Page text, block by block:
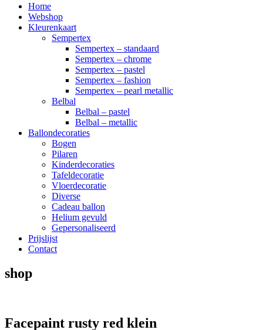
Home
Webshop
Kleurenkaart
Sempertex
Sempertex – standaard
Sempertex – chrome
Sempertex – pastel
Sempertex – fashion
Sempertex – pearl metallic
Belbal
Belbal – pastel
Belbal – metallic
Ballondecoraties
Bogen
Pilaren
Kinderdecoraties
Tafeldecoratie
Vloerdecoratie
Diverse
Cadeau ballon
Helium gevuld
Gepersonaliseerd
Prijslijst
Contact
shop
Facepaint rusty red klein